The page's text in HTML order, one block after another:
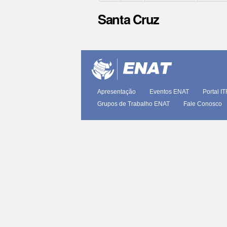
Santa Cruz
documento
Apresentação Eventos ENAT Portal
Grupos de Trabalho ENAT
Fale Conosco